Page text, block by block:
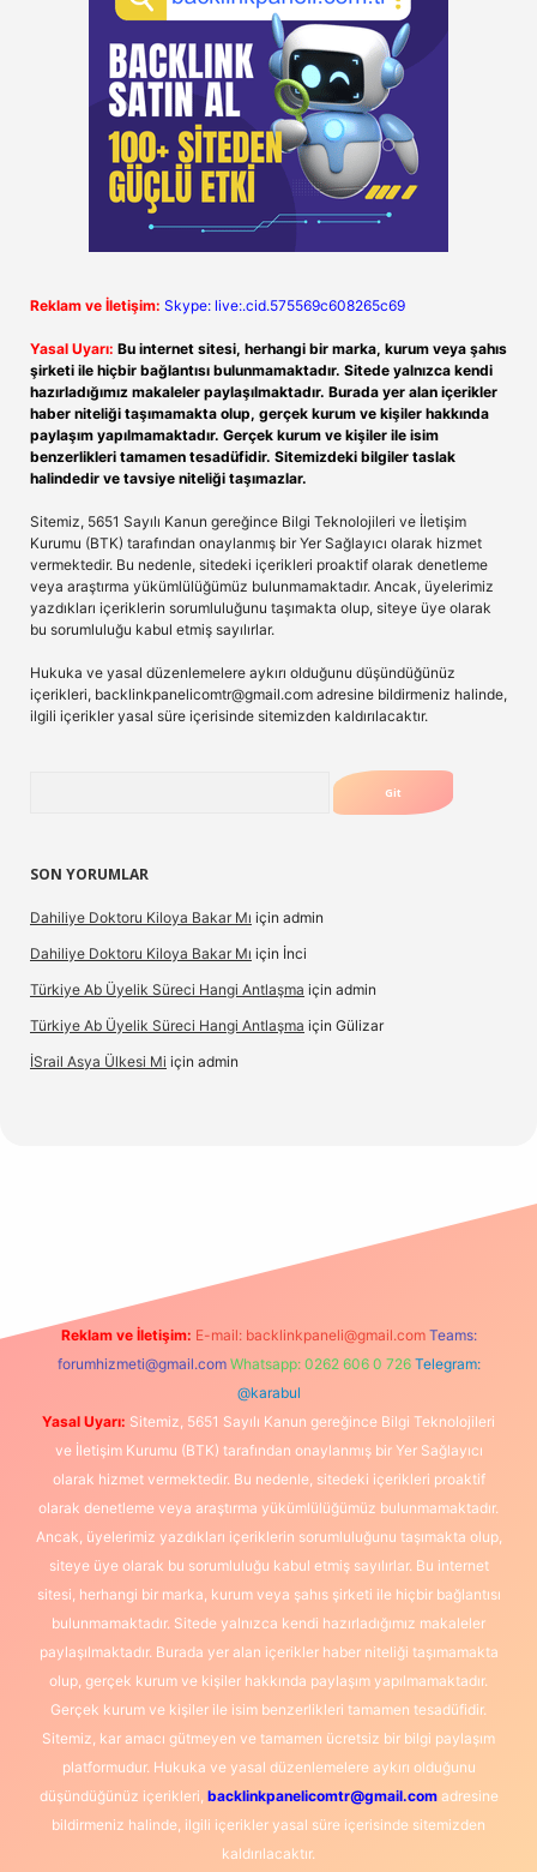
Reklam ve İletişim: Skype: live:.cid.575569c608265c69
Yasal Uyarı: Bu internet sitesi, herhangi bir marka, kurum veya şahıs
şirketi ile hiçbir bağlantısı bulunmamaktadır. Sitede yalnızca kendi
hazırladığımız makaleler paylaşılmaktadır. Burada yer alan içerikler
haber niteliği taşımamakta olup, gerçek kurum ve kişiler hakkında
paylaşım yapılmamaktadır. Gerçek kurum ve kişiler ile isim
benzerlikleri tamamen tesadüfidir. Sitemizdeki bilgiler taslak
halindedir ve tavsiye niteliği taşımazlar.
Sitemiz, 5651 Sayılı Kanun gereğince Bilgi Teknolojileri ve İletişim
Kurumu (BTK) tarafından onaylanmış bir Yer Sağlayıcı olarak hizmet
vermektedir. Bu nedenle, sitedeki içerikleri proaktif olarak denetleme
veya araştırma yükümlülüğümüz bulunmamaktadır. Ancak, üyelerimiz
yazdıkları içeriklerin sorumluluğunu taşımakta olup, siteye üye olarak
bu sorumluluğu kabul etmiş sayılırlar.
Hukuka ve yasal düzenlemelere aykırı olduğunu düşündüğünüz
içerikleri, backlinkpanelicomtr@gmail.com adresine bildirmeniz halinde,
ilgili içerikler yasal süre içerisinde sitemizden kaldırılacaktır.
SON YORUMLAR
Dahiliye Doktoru Kiloya Bakar Mı için admin
Dahiliye Doktoru Kiloya Bakar Mı için İnci
Türkiye Ab Üyelik Süreci Hangi Antlaşma için admin
Türkiye Ab Üyelik Süreci Hangi Antlaşma için Gülizar
İSrail Asya Ülkesi Mi için admin
Reklam ve İletişim: E-mail: backlinkpaneli@gmail.com Teams:
forumhizmeti@gmail.com Whatsapp: 0262 606 0 726 Telegram:
@karabul
Yasal Uyarı: Sitemiz, 5651 Sayılı Kanun gereğince Bilgi Teknolojileri
ve İletişim Kurumu (BTK) tarafından onaylanmış bir Yer Sağlayıcı
olarak hizmet vermektedir. Bu nedenle, sitedeki içerikleri proaktif
olarak denetleme veya araştırma yükümlülüğümüz bulunmamaktadır.
Ancak, üyelerimiz yazdıkları içeriklerin sorumluluğunu taşımakta olup,
siteye üye olarak bu sorumluluğu kabul etmiş sayılırlar. Bu internet
sitesi, herhangi bir marka, kurum veya şahıs şirketi ile hiçbir bağlantısı
bulunmamaktadır. Sitede yalnızca kendi hazırladığımız makaleler
paylaşılmaktadır. Burada yer alan içerikler haber niteliği taşımamakta
olup, gerçek kurum ve kişiler hakkında paylaşım yapılmamaktadır.
Gerçek kurum ve kişiler ile isim benzerlikleri tamamen tesadüfidir.
Sitemiz, kar amacı gütmeyen ve tamamen ücretsiz bir bilgi paylaşım
platformudur. Hukuka ve yasal düzenlemelere aykırı olduğunu
düşündüğünüz içerikleri, backlinkpanelicomtr@gmail.comadresine
bildirmeniz halinde, ilgili içerikler yasal süre içerisinde sitemizden
kaldırılacaktır.